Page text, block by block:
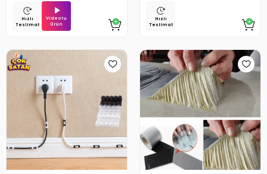
Hızlı
Teslimat
Videolu
Ürün
Hızlı
Teslimat